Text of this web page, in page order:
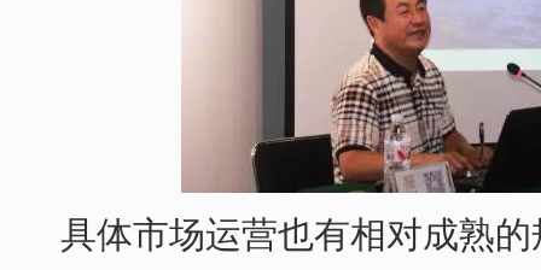
具体市场运营也有相对成熟